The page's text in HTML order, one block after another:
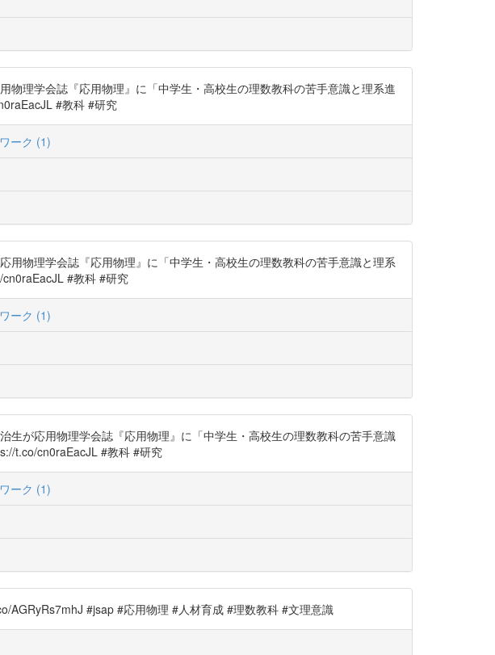
理学会誌『応用物理』に「中学生・高校生の理数教科の苦手意識と理系進
#教科 #研究
ーク (1)
物理学会誌『応用物理』に「中学生・高校生の理数教科の苦手意識と理系
#教科 #研究
ーク (1)
が応用物理学会誌『応用物理』に「中学生・高校生の理数教科の苦手意識
t.co/cn0raEacJL #教科 #研究
ーク (1)
#jsap #応用物理 #人材育成 #理数教科 #文理意識